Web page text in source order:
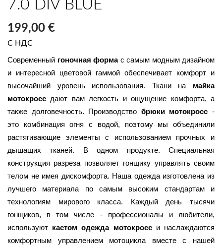
7.0 DIV BLUE
199,00 €
С НДС
Современный гоночная форма с самым модным дизайном
и интересной цветовой гаммой обеспечивает комфорт и
высочайший уровень использования. Ткани на майка
мотокросс дают вам легкость и ощущение комфорта, а
также долговечность. Производство брюки мотокросс -
это комбинация огня с водой, поэтому мы объединили
растягивающие элементы с использованием прочных и
дышащих тканей. В одном продукте. Специальная
конструкция разреза позволяет гонщику управлять своим
телом не имея дискомфорта. Наша одежда изготовлена из
лучшего материала по самым высоким стандартам и
технологиям мирового класса. Каждый день тысячи
гонщиков, в том числе - профессионалы и любители,
используют кастом одежда мотокросс и наслаждаются
комфортным управлением мотоцикла вместе с нашей